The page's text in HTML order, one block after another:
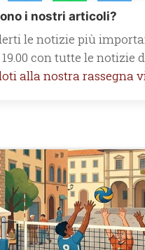
i nostri articoli?
le notizie più
con tutte le notizie
alla nostra rassegna